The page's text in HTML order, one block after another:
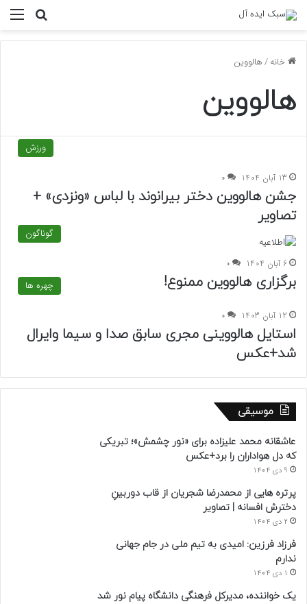
خانه/هالووین
هالووین
ورزش
13 آبان 1404 0
جشن هالووین دختر بیرانوند با لباس «ونزدی» +
تصاویر
گوناگون
6 آبان 1404 0
برگزاری هالووین ممنوع! چهره ها
12 آبان 1403 0
استایل هالووینی مجری سابق صدا و سیما وایرال
شد+عکس
موسیقی
عاشقانه محمد علیزاده برای «نور چشمش»؛ تبریکی
که دل هواداران را برد+عکس
9 دی 1404
پرتره هایی از محمدرضا شجریان از قاب دوربینِ
دخترش افسانه | تصاویر
2 دی 1404
فرزاد فرزین: امیدی به تیم ملی در جام جهانی
ندارم
1 دی 1404
یک خواننده، مدیرکل فرهنگی دانشگاه پیام نور شد